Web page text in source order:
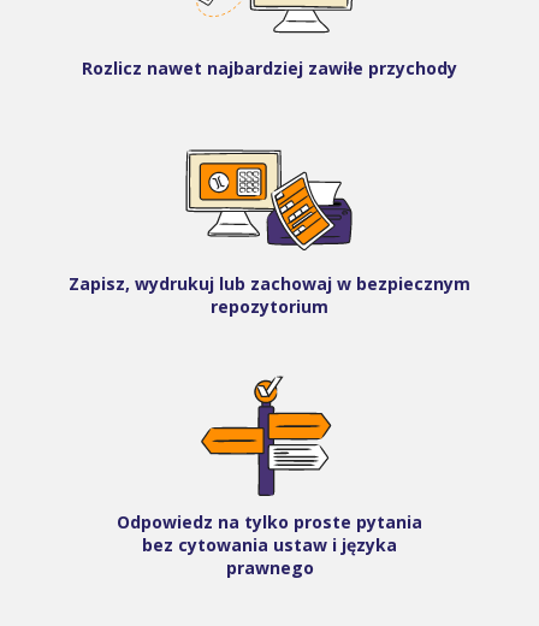
Rozlicz nawet najbardziej zawiłe przychody
Zapisz, wydrukuj lub zachowaj w bezpiecznym
repozytorium
Odpowiedz na tylko proste pytania
bez cytowania ustaw i języka
prawnego